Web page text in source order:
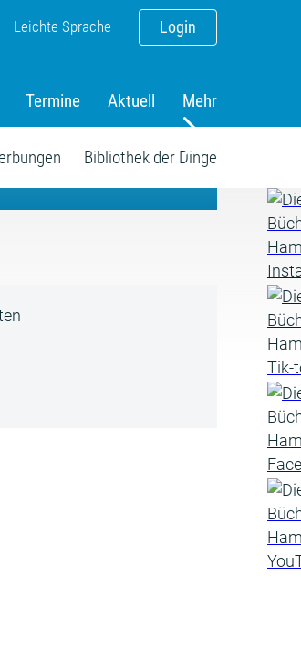
Login
Leichte Sprache
Termine Aktuell Mehr
Bibliothek der Dinge